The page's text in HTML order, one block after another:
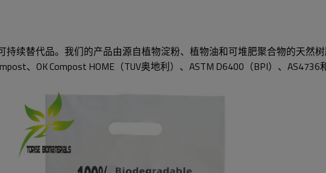
续替代品。我们的产品由源自植物淀粉、植物油和可堆肥聚合物的天然
、OK Compost HOME（TUV奥地利）、ASTM D6400（BPI）、AS4736